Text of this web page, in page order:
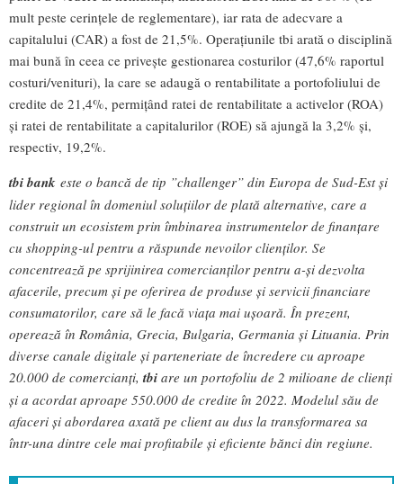
mult peste cerințele de reglementare), iar rata de adecvare a
capitalului (CAR) a fost de 21,5%. Operațiunile tbi arată o disciplină
mai bună în ceea ce privește gestionarea costurilor (47,6% raportul
costuri/venituri), la care se adaugă o rentabilitate a portofoliului de
credite de 21,4%, permițând ratei de rentabilitate a activelor (ROA)
și ratei de rentabilitate a capitalurilor (ROE) să ajungă la 3,2% și,
respectiv, 19,2%.
tbi bank este o bancă de tip ”challenger” din Europa de Sud-Est și
lider regional în domeniul soluțiilor de plată alternative, care a
construit un ecosistem prin îmbinarea instrumentelor de finanțare
cu shopping-ul pentru a răspunde nevoilor clienților. Se
concentrează pe sprijinirea comercianților pentru a-și dezvolta
afacerile, precum și pe oferirea de produse și servicii financiare
consumatorilor, care să le facă viața mai ușoară. În prezent,
operează în România, Grecia, Bulgaria, Germania și Lituania. Prin
diverse canale digitale și parteneriate de încredere cu aproape
20.000 de comercianți, tbi are un portofoliu de 2 milioane de clienți
și a acordat aproape 550.000 de credite în 2022. Modelul său de
afaceri și abordarea axată pe client au dus la transformarea sa
într-una dintre cele mai profitabile și eficiente bănci din regiune.